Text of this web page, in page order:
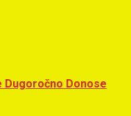
Dugoročno Donose